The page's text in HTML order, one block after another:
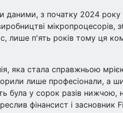
даними, з початку 2024 року
лише п'ять років тому ця
яка стала справжньою
лише професіонали, а
була у сорок разів
фінансист і засновник